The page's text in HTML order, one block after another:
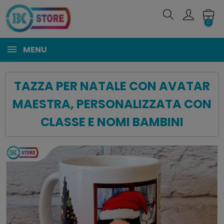
0
MENU
TAZZA PER NATALE CON AVATAR
MAESTRA, PERSONALIZZATA CON
CLASSE E NOMI BAMBINI